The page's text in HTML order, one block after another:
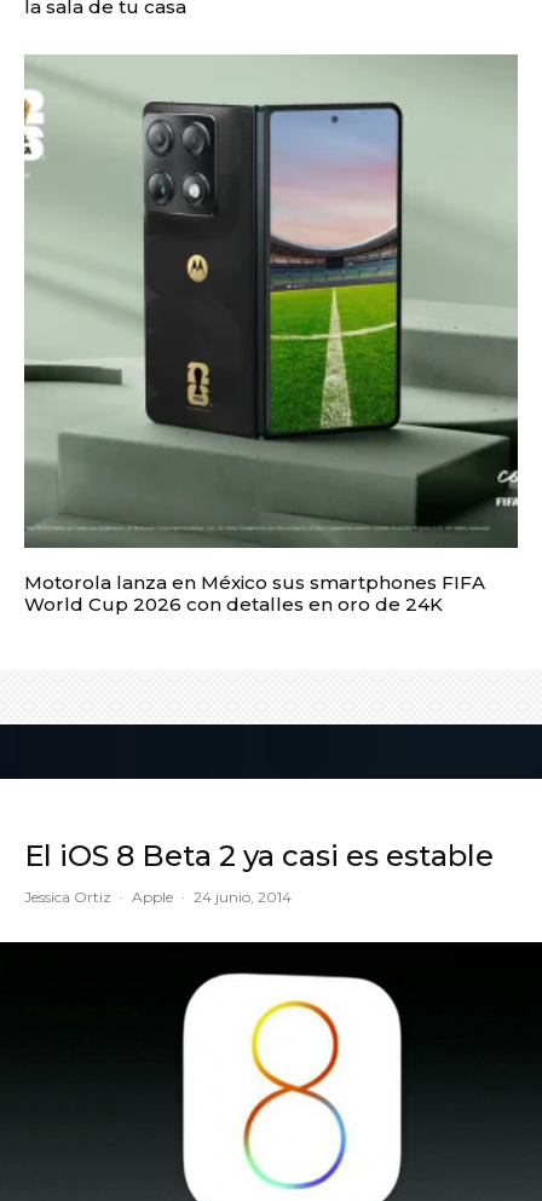
la sala de tu casa
Motorola lanza en México sus smartphones FIFA
World Cup 2026 con detalles en oro de 24K
El iOS 8 Beta 2 ya casi es estable
Jessica Ortiz · Apple · 24 junio, 2014